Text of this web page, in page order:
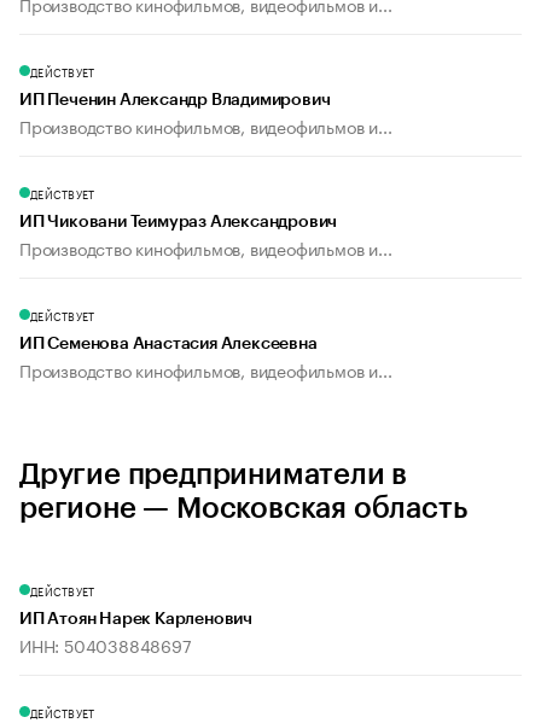
ДЕЙСТВУЕТ
ИП Печенин Александр Владимирович
Производство кинофильмов, видеофильмов и...
ДЕЙСТВУЕТ
ИП Чиковани Теимураз Александрович
Производство кинофильмов, видеофильмов и...
ДЕЙСТВУЕТ
ИП Семенова Анастасия Алексеевна
Производство кинофильмов, видеофильмов и...
Другие предприниматели в
регионе — Московская область
ДЕЙСТВУЕТ
ИП Атоян Нарек Карленович
ИНН: 504038848697
ДЕЙСТВУЕТ